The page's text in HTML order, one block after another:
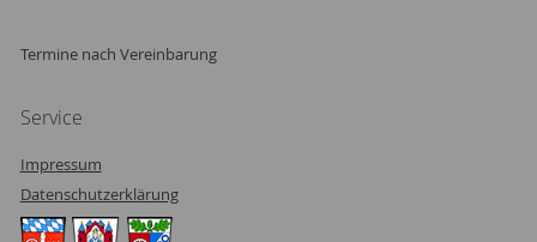
Termine nach Vereinbarung
Service
Impressum
Datenschutzerklärung